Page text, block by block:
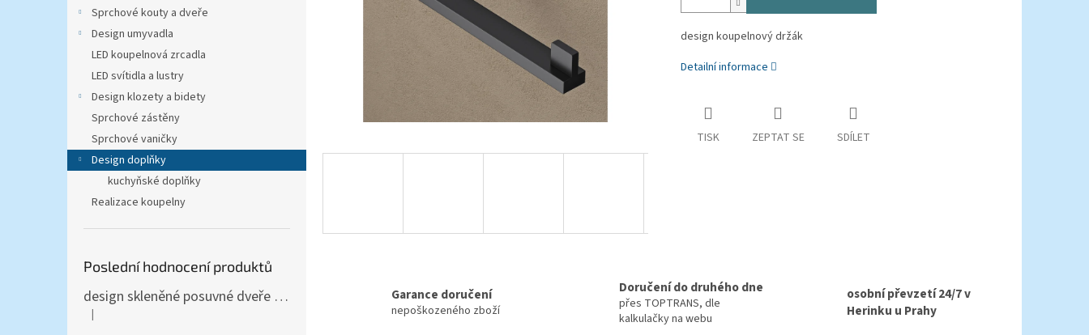
Sprchové kouty a dveře
Design umyvadla
LED koupelnová zrcadla
LED svítidla a lustry
Design klozety a bidety
Sprchové zástěny
Sprchové vaničky
Design doplňky
kuchyňské doplňky
Realizace koupelny
Poslední hodnocení produktů
design skleněné posuvné dveře Amalfi 90x205 cm T12 - komplet AKCE
Hodnocení produktu je 5 z 5 hvězdiček.
|
design koupelnový držák
Detailní informace
TISK ZEPTAT SE SDÍLET
Garance doručení
nepoškozeného zboží
Doručení do druhého dne
přes TOPTRANS, dle
kalkulačky na webu
osobní převzetí 24/7 v
Herinku u Prahy